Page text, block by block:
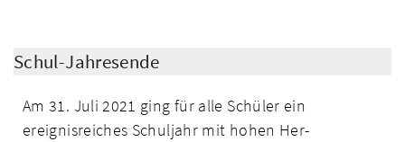
Schul-Jahresende
Am 31. Juli 2021 ging für alle Schüler ein
ereignisreiches Schuljahr mit hohen Her­